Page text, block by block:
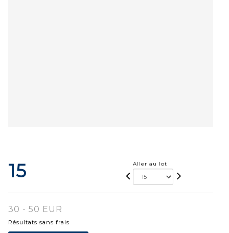
15 Aller au lot
30 - 50 EUR
Résultats sans frais